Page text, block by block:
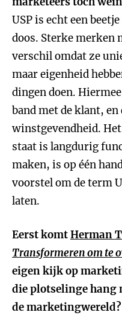
USP is echt een
doos. Sterke merken
verschil omdat ze
maar eigenheid
dingen doen.
band met de klant,
winstgevendheid.
staat is langdurig
maken, is op één
voorstel om de term
laten.
Eerst komtHerman
Transformeren om te
eigen kijk op
die plotselinge hang
de marketingwereld?